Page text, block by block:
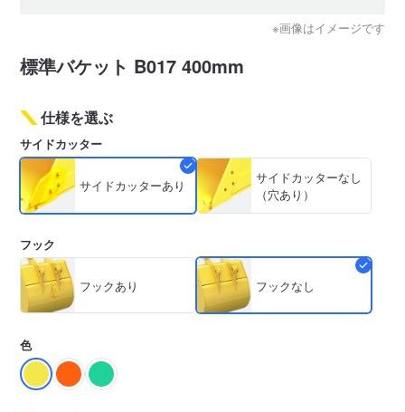
※画像はイメージです
標準バケット B017 400mm
仕様を選ぶ
サイドカッター
サイドカッターあり
サイドカッターなし
（穴あり）
フック
フックあり フックなし
色